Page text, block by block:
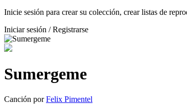
Inicie sesión para crear su colección, crear listas de
Iniciar sesión / Registrarse
Sumergeme
Canción porFelix Pimentel